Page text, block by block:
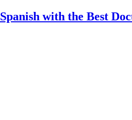
with the Best